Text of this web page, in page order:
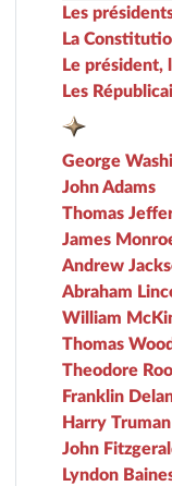
Les
La
Le président,
Les
George
John Adams
Thomas
James
Andrew
Abraham
William
Thomas
Theodore
Franklin
Harry Truman
John
Lyndon